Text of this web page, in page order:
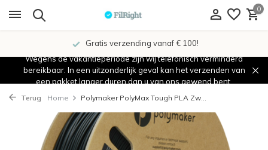
0
Gratis verzending vanaf € 100!
Wegens de vakantieperiode zijn wij telefonisch verminderd
bereikbaar. In een uitzonderlijk geval kan het verzenden van
een pakket langer duren dan u van ons gewend bent.
Terug Home Polymaker PolyMax Tough PLA Zw...